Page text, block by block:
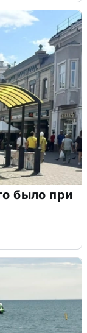
было при